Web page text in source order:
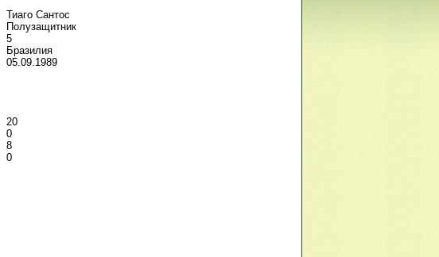
Тиаго Сантос
Полузащитник
5
Бразилия
05.09.1989
20
0
8
0